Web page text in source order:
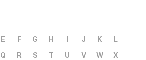
E F G H I J K
L
Q R S T U V W
X